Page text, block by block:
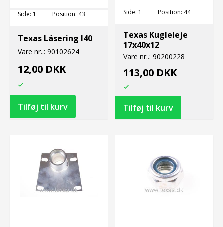
Side: 1 Position: 43
Texas Låsering I40
Vare nr..: 90102624
12,00 DKK
Side: 1 Position: 44
Texas Kugleleje
17x40x12
Vare nr..: 90200228
113,00 DKK